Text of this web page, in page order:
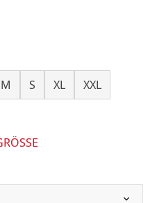
M S XL
XXL